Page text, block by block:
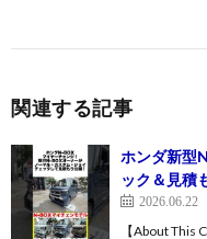
関連する記事
ホンダ新型
ック＆見積
2026.06.22
【About This